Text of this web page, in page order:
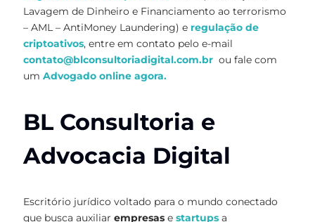
Lavagem de Dinheiro e Financiamento ao terrorismo
– AML – AntiMoney Laundering) e regulação de
criptoativos, entre em contato pelo e-mail
contato@blconsultoriadigital.com.br ou fale com
um Advogado online agora.
BL Consultoria e
Advocacia Digital
Escritório jurídico voltado para o mundo conectado
que busca auxiliar empresas e startups a